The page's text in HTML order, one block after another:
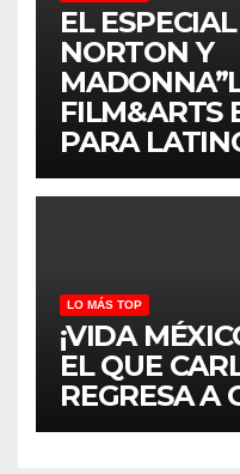
EL
NORTON Y
FILM&ARTS
PARA
LO MÁS TOP
¡VIDA
EL QUE
REGRESA A